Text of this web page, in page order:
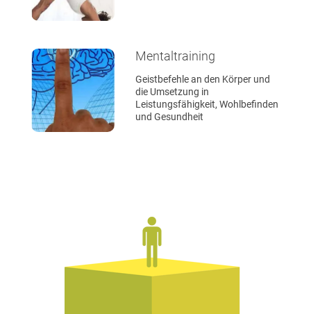
Mentaltraining
Geistbefehle an den Körper und
die Umsetzung in
Leistungsfähigkeit, Wohlbefinden
und Gesundheit